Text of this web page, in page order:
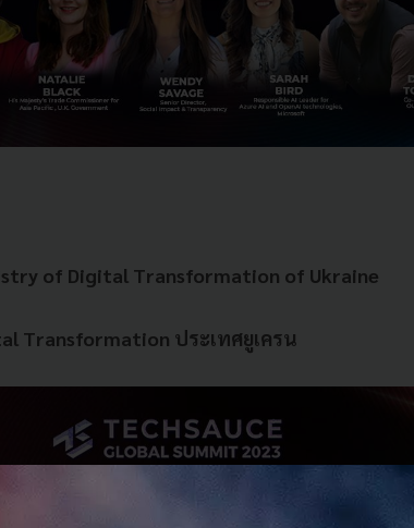
of Digital Transformation of Ukraine
Transformation ประเทศยูเครน